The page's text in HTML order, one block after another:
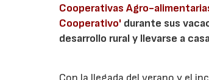
Cooperativas Agro-
Cooperativo' durante sus
desarrollo rural y llevarse a